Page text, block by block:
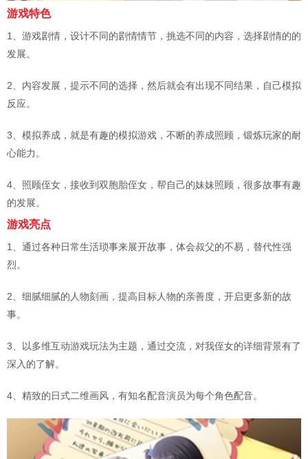
游戏特色
1、游戏剧情，设计不同的剧情情节，挑选不同的内容，选择剧情的的
发展。
2、内容发展，提示不同的选择，然后就会有出现不同结果，自己模拟
反应。
3、模拟养成，就是有趣的模拟游戏，不断的养成照顾，锻炼玩家的耐
心能力。
4、照顾侄女，接收到双胞胎侄女，帮自己的妹妹照顾，很多故事有趣
的发展。
游戏亮点
1、通过各种日常生活琐事来展开故事，体会叔父的不易，替代性强
烈。
2、细腻细腻的人物刻画，提高目标人物的亲善度，开启更多新的故
事。
3、以多维互动游戏玩法为主题，通过交流，对我侄女的详细背景有了
深入的了解。
4、精致的日式二维画风，有知名配音演员为每个角色配音。